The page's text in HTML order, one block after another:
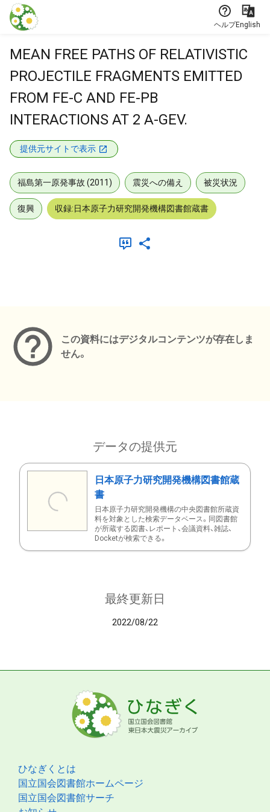
本文に飛ぶ
ヘルプEnglish
MEAN FREE PATHS OF RELATIVISTIC
PROJECTILE FRAGMENTS EMITTED
FROM FE-C AND FE-PB
INTERACTIONS AT 2 A-GEV.
提供元サイトで表示
福島第一原発事故 (2011) 震災への備え 被災状況
復興 収録:日本原子力研究開発機構図書館蔵書
この資料にはデジタルコンテンツが存在しま
せん。
データの提供元
日本原子力研究開発機構図書館蔵
書
日本原子力研究開発機構の中央図書館所蔵資
料を対象とした検索データベース。同図書館
が所蔵する図書、レポート、会議資料、雑誌、
Docketが検索できる。
最終更新日
2022/08/22
ひなぎくとは
国立国会図書館ホームページ
国立国会図書館サーチ